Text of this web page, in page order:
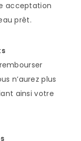
acceptation
prêt.
n’aurez plus
ainsi votre